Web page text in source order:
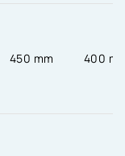
450 mm 400